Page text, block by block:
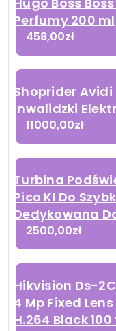
Perfumy 200 ml
458,00zł
Shoprider Avidi
Inwalidzki
11000,00zł
Turbina
Pico Kl Do
Dedykowana
2500,00zł
Hikvision Ds-
4 Mp Fixed
H.264 Black 100